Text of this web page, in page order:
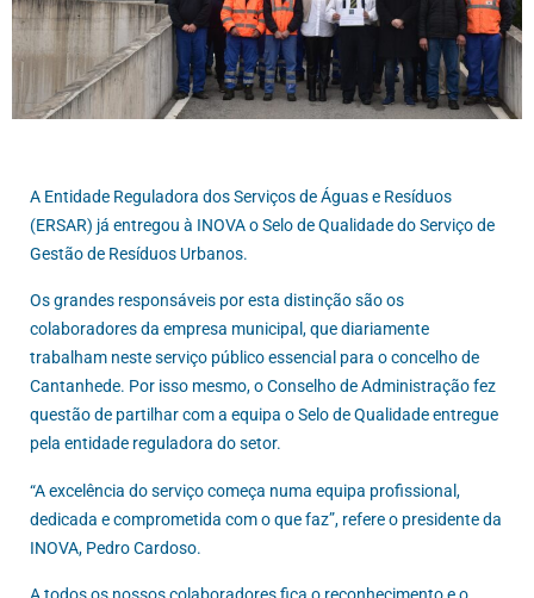
A Entidade Reguladora dos Serviços de Águas e Resíduos
(ERSAR) já entregou à INOVA o Selo de Qualidade do Serviço de
Gestão de Resíduos Urbanos.
Os grandes responsáveis por esta distinção são os
colaboradores da empresa municipal, que diariamente
trabalham neste serviço público essencial para o concelho de
Cantanhede. Por isso mesmo, o Conselho de Administração fez
questão de partilhar com a equipa o Selo de Qualidade entregue
pela entidade reguladora do setor.
“A excelência do serviço começa numa equipa profissional,
dedicada e comprometida com o que faz”, refere o presidente da
INOVA, Pedro Cardoso.